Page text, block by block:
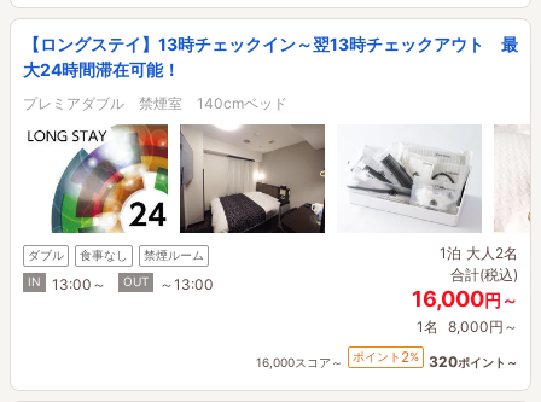
【ロングステイ】13時チェックイン～翌13時チェックアウト 最
大24時間滞在可能！
プレミアダブル 禁煙室 140cmベッド
ダブル 食事なし
禁煙ルーム
IN
13:00～ OUT ～13:00
1泊 大人2名
合計(税込)
16,000円～
1名 8,000円～
16,000スコア～ ポイント 2% 320ポイント～